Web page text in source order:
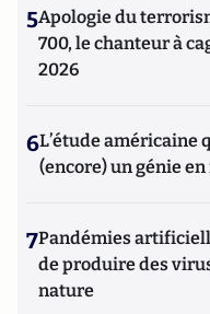
5Apologie du
700, le chanteur à
2026
6L’étude américaine
(encore) un génie
7Pandémies
de produire des
nature